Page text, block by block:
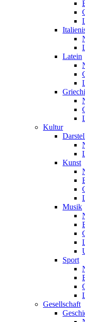
Latein
Kultur
Kunst
Musik
Sport
Gesellschaft